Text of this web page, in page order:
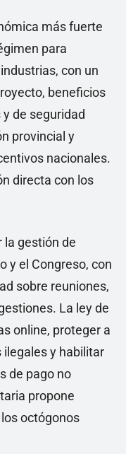
más fuerte
para
con un
beneficios
de seguridad
provincial y
nacionales.
directa con los
la gestión de
y el Congreso, con
sobre reuniones,
La ley de
online, proteger a
y habilitar
de pago no
propone
octógonos